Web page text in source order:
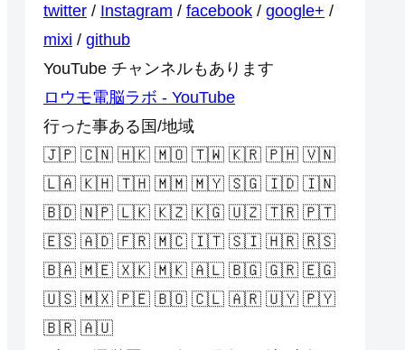
twitter / Instagram / facebook / google+ /
mixi / github
YouTube チャンネルもあります
ロウモ電脳ラボ - YouTube
行った事ある国/地域
🇯🇵 🇨🇳 🇭🇰 🇲🇴 🇹🇼 🇰🇷 🇵🇭 🇻🇳
🇱🇦 🇰🇭 🇹🇭 🇲🇲 🇲🇾 🇸🇬 🇮🇩 🇮🇳
🇧🇩 🇳🇵 🇱🇰 🇰🇿 🇰🇬 🇺🇿 🇹🇷 🇵🇹
🇪🇸 🇦🇩 🇫🇷 🇲🇨 🇮🇹 🇸🇮 🇭🇷 🇷🇸
🇧🇦 🇲🇪 🇽🇰 🇲🇰 🇦🇱 🇧🇬 🇬🇷 🇪🇬
🇺🇸 🇲🇽 🇵🇪 🇧🇴 🇨🇱 🇦🇷 🇺🇾 🇵🇾
🇧🇷 🇦🇺